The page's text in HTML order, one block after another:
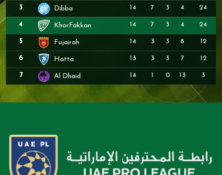
3 Dibba 14 7 3 4 24
4 KhorFakkan 14 7 3 4 24
5 Fujairah 14 3 3 8 12
6 Hatta 13 3 3 7 12
7 Al Dhaid 14 1 0 13 3